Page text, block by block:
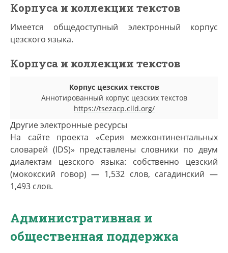
Корпуса и коллекции текстов
Имеется общедоступный электронный корпус
цезского языка.
Корпуса и коллекции текстов
Корпус цезских текстов
Аннотированный корпус цезских текстов
https://tsezacp.clld.org/
Другие электронные ресурсы
На сайте проекта «Серия межконтинентальных
словарей (IDS)» представлены словники по двум
диалектам цезского языка: собственно цезский
(мококский говор) — 1,532 слов, сагадинский —
1,493 слов.
Административная и
общественная поддержка